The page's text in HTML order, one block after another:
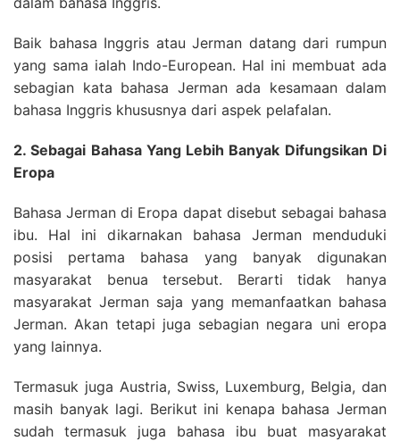
Baik bahasa Inggris atau Jerman datang dari rumpun
yang sama ialah Indo-European. Hal ini membuat ada
sebagian kata bahasa Jerman ada kesamaan dalam
bahasa Inggris khususnya dari aspek pelafalan.
2. Sebagai Bahasa Yang Lebih Banyak Difungsikan Di
Eropa
Bahasa Jerman di Eropa dapat disebut sebagai bahasa
ibu. Hal ini dikarnakan bahasa Jerman menduduki
posisi pertama bahasa yang banyak digunakan
masyarakat benua tersebut. Berarti tidak hanya
masyarakat Jerman saja yang memanfaatkan bahasa
Jerman. Akan tetapi juga sebagian negara uni eropa
yang lainnya.
Termasuk juga Austria, Swiss, Luxemburg, Belgia, dan
masih banyak lagi. Berikut ini kenapa bahasa Jerman
sudah termasuk juga bahasa ibu buat masyarakat